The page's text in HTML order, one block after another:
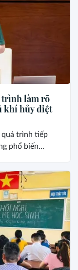
trình làm rõ
khí hủy diệt
quá trình tiếp
phổ biến...